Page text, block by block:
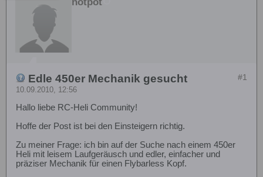
hotpot
#1
Edle 450er Mechanik gesucht
10.09.2010, 12:56
Hallo liebe RC-Heli Community!
Hoffe der Post ist bei den Einsteigern richtig.
Zu meiner Frage: ich bin auf der Suche nach einem 450er
Heli mit leisem Laufgeräusch und edler, einfacher und
präziser Mechanik für einen Flybarless Kopf.